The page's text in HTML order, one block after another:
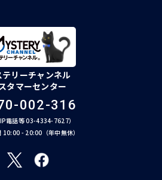
テリーチャンネル
タマーセンター
002-316
IP電話等 03-4334-7627）
10:00 - 20:00（年中無休）